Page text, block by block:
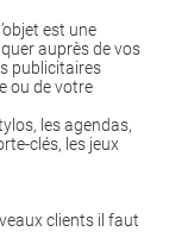
est une
auprès de vos
publicitaires
ou de votre
les agendas,
clés, les jeux
clients il faut